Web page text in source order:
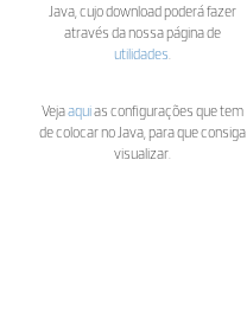
Java, cujo download poderá fazer
através da nossa página de
utilidades
Vejaaquias configurações que tem
de colocar no Java, para que consiga
visualizar.